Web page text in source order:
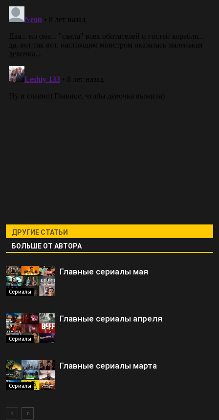
ДРУГИЕ СТАТЬИ
БОЛЬШЕ ОТ АВТОРА
Сериалы
Главные сериалы мая
Сериалы
Главные сериалы апреля
Сериалы
Главные сериалы марта